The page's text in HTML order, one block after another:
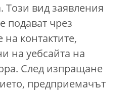
Този вид заявления
подават чрез
на контактите,
на уебсайта на
След изпращане
предприемачът